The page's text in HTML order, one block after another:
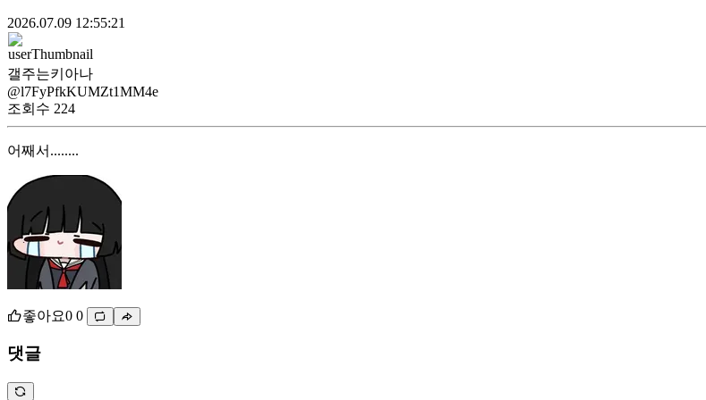
2026.07.09 12:55:21
갤주는키아나
@l7FyPfkKUMZt1MM4e
조회수 224
어째서........
좋아요0 0
댓글